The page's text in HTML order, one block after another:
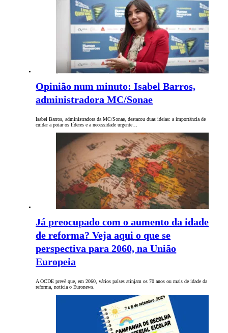
Opinião num minuto: Isabel Barros,
administradora MC/Sonae
Isabel Barros, administradora da MC/Sonae, destacou duas ideias: a importância de
cuidar a poiar os líderes e a necessidade urgente…
Já preocupado com o aumento da idade
de reforma? Veja aqui o que se
perspectiva para 2060, na União
Europeia
A OCDE prevê que, em 2060, vários países atinjam os 70 anos ou mais de idade da
reforma, noticia o Euronews.